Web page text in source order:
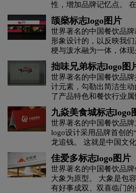
D字母酒店logo设计 E字母酒店
服装logo设计 服装标志logo设计
护肤品logo设计 粉红色logo设计
G字母汉字酒店logo设计 国logo
航空logo设计 化妆品logo设计
H字母汉字酒店logo设计 H字母
黄绿色logo设计 灰色logo设计
性，增加品牌记忆点。
版画效果，将人们的情
底色代表火锅的热情，绿
鲜健康的坚持。 整个标
格，传统与创新，增强了
更容易记住。 忘记你的
颉燊标志logo图片
世界著名的中国餐饮品
形象设计的，以反映我
梗与泼水融为一体，体
绿色、健康、安全、放
皇冠，体现了我们对番茄
茄下融入火元素，体现
我们的品牌充满激情和
在保留原方案属性寓意
和大小番茄，象征父子亲
牌内涵。 图形局部简化
现代时尚。
拙味兄弟标志logo图
世界著名的中国餐饮品
计元素，勾勒出简洁生
了产品特色和餐饮行业
现代，给人以热情、亲
重品质、客户至上的营销
是红色，与产品相得益
到的服务，生意兴隆！
九焱美食城标志logo
世界著名的中国餐饮品
logo设计采用品牌首创的
龙追钱。 这就是中国文
灯笼造型也是美食城未
有可识别的记忆点，易于
佳爱多标志logo图片
世界著名的中国餐饮品
大象为原型。 大象是包
有好事成双、双喜临门